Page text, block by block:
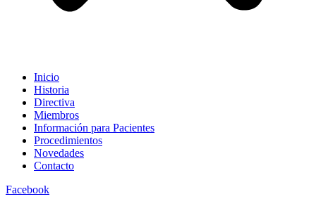
Inicio
Historia
Directiva
Miembros
Información para Pacientes
Procedimientos
Novedades
Contacto
Facebook